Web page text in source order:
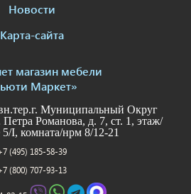
Новости
Карта-сайта
магазин мебели
Маркет»
Муниципальный Округ
Романова, д. 7, ст. 1, этаж/
I, комната/нрм 8/12-21
(495) 185-58-39
(800) 707-93-13